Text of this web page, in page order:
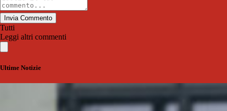
Invia Commento
Tutti
Leggi altri commenti
Ultime Notizie